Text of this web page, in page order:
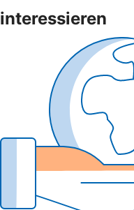
interessieren